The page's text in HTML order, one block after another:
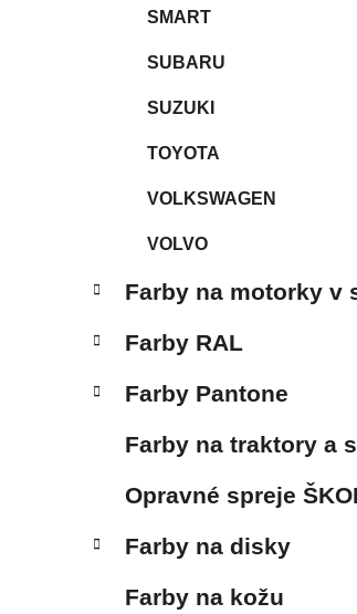
SMART
SUBARU
SUZUKI
TOYOTA
VOLKSWAGEN
VOLVO
Farby na motorky v
Farby RAL
Farby Pantone
Farby na traktory a
Opravné spreje
Farby na disky
Farby na kožu